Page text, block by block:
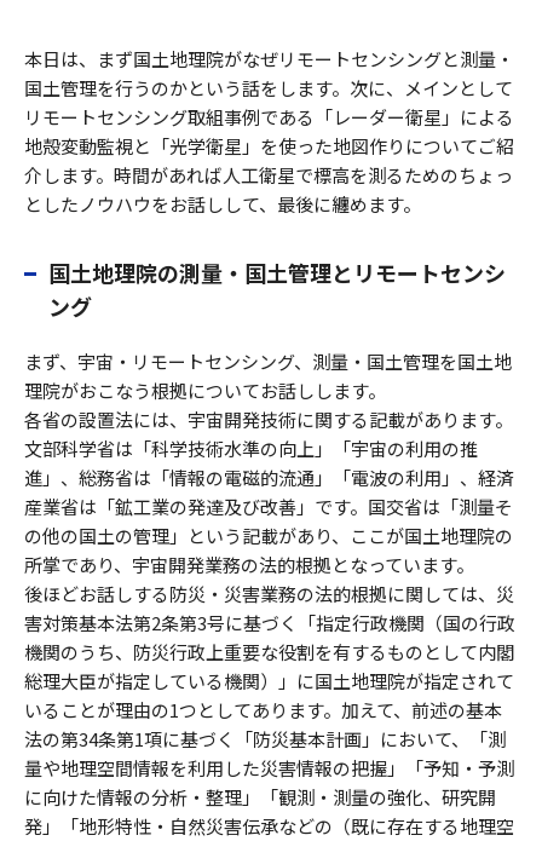
本日は、まず国土地理院がなぜリモートセンシングと測量・
国土管理を行うのかという話をします。次に、メインとして
リモートセンシング取組事例である「レーダー衛星」による
地殻変動監視と「光学衛星」を使った地図作りについてご紹
介します。時間があれば人工衛星で標高を測るためのちょっ
としたノウハウをお話しして、最後に纏めます。
国土地理院の測量・国土管理とリモートセンシ
ング
まず、宇宙・リモートセンシング、測量・国土管理を国土地
理院がおこなう根拠についてお話しします。
各省の設置法には、宇宙開発技術に関する記載があります。
文部科学省は「科学技術水準の向上」「宇宙の利用の推
進」、総務省は「情報の電磁的流通」「電波の利用」、経済
産業省は「鉱工業の発達及び改善」です。国交省は「測量そ
の他の国土の管理」という記載があり、ここが国土地理院の
所掌であり、宇宙開発業務の法的根拠となっています。
後ほどお話しする防災・災害業務の法的根拠に関しては、災
害対策基本法第2条第3号に基づく「指定行政機関（国の行政
機関のうち、防災行政上重要な役割を有するものとして内閣
総理大臣が指定している機関）」に国土地理院が指定されて
いることが理由の1つとしてあります。加えて、前述の基本
法の第34条第1項に基づく「防災基本計画」において、「測
量や地理空間情報を利用した災害情報の把握」「予知・予測
に向けた情報の分析・整理」「観測・測量の強化、研究開
発」「地形特性・自然災害伝承などの（既に存在する地理空